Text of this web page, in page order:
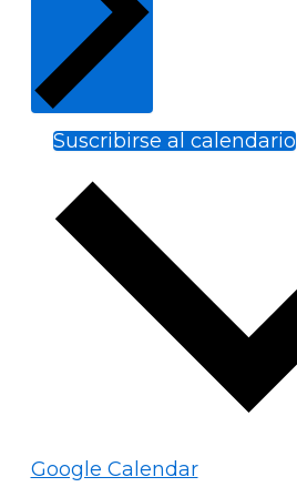
Suscribirse al calendario
Google Calendar